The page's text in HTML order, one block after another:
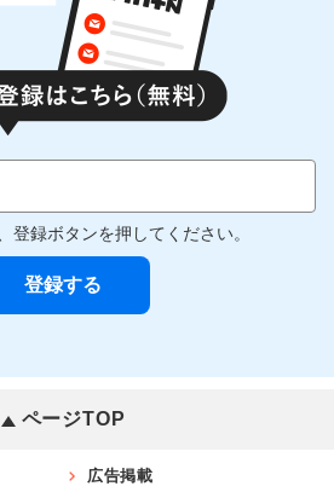
登録ボタンを押してください。
ページTOP
広告掲載